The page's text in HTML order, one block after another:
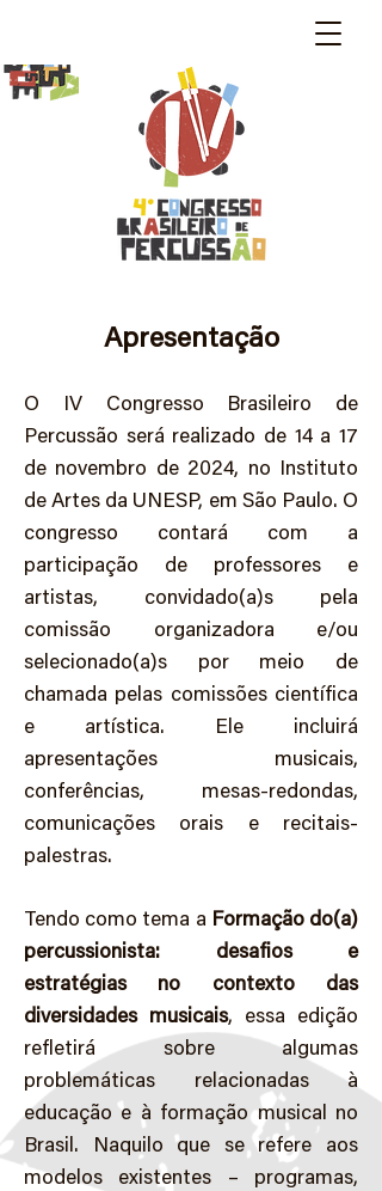
Apresentação
O IV Congresso Brasileiro de
Percussão será realizado de 14 a 17
de novembro de 2024, no Instituto
de Artes da UNESP, em São Paulo. O
congresso contará com a
participação de professores e
artistas, convidado(a)s pela
comissão organizadora e/ou
selecionado(a)s por meio de
chamada pelas comissões científica
e artística. Ele incluirá
apresentações musicais,
conferências, mesas-redondas,
comunicações orais e recitais-
palestras.
Tendo como tema a Formação do(a)
percussionista: desafios e
estratégias no contexto das
diversidades musicais, essa edição
refletirá sobre algumas
problemáticas relacionadas à
educação e à formação musical no
Brasil. Naquilo que se refere aos
modelos existentes – programas,